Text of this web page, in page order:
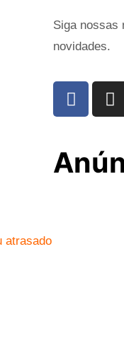
Siga nossas
novidades.
atrasado